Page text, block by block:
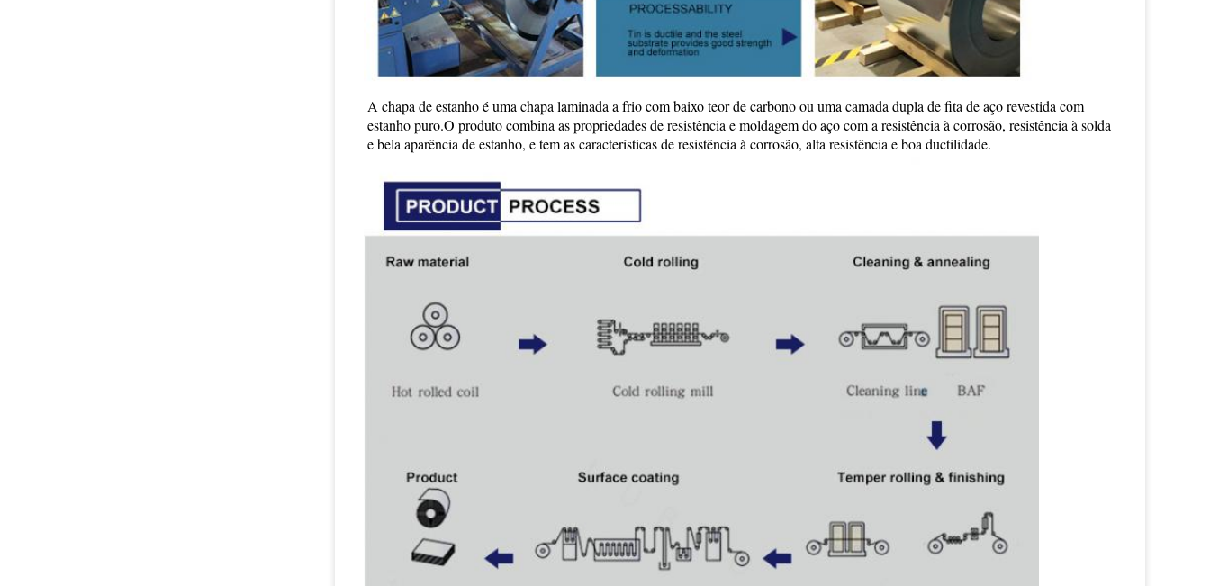
A chapa de estanho é uma chapa laminada a frio com baixo teor de carbono ou uma camada dupla de fita de aço revestida com
estanho puro.O produto combina as propriedades de resistência e moldagem do aço com a resistência à corrosão, resistência à solda
e bela aparência de estanho, e tem as características de resistência à corrosão, alta resistência e boa ductilidade.